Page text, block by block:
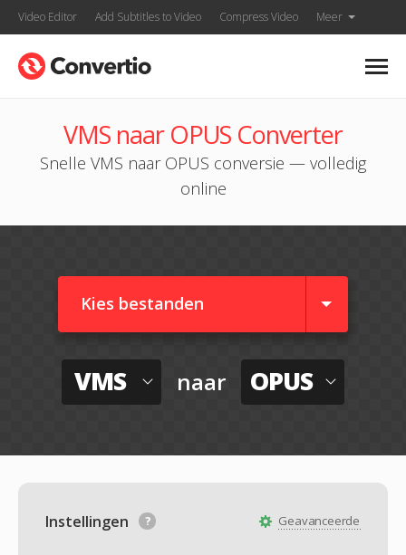
Video Editor Add Subtitles to Video Compress Video Meer
VMS naar OPUS Converter
Snelle VMS naar OPUS conversie — volledig
online
Kies bestanden
VMS naar OPUS
Geavanceerde
Instellingen